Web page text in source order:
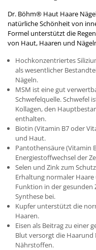
Dr. Böhm® Haut Haare
natürliche Schönheit von
Formel unterstützt die
von Haut, Haaren und
Hochkonzentriertes
als wesentlicher
Nägeln.
MSM ist eine gut
Schwefelquelle. Schwefel
Kollagen, den
enthalten.
Biotin (Vitamin B7 oder
und Haut.
Pantothensäure (Vitamin
Energiestoffwechsel der
Selen und Zink zum
Erhaltung normaler
Funktion in der gesunden
Synthese bei.
Kupfer unterstützt die
Haaren.
Eisen als Beitrag zu einer
Blut versorgt die
Nährstoffen.